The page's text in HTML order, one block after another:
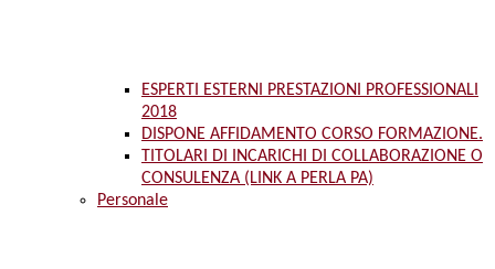
ESPERTI ESTERNI PRESTAZIONI PROFESSIONALI
2018
DISPONE AFFIDAMENTO CORSO FORMAZIONE.
TITOLARI DI INCARICHI DI COLLABORAZIONE O
CONSULENZA (LINK A PERLA PA)
Personale